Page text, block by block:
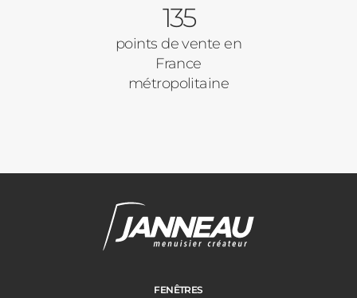
135
points de vente en
France
métropolitaine
FENÊTRES